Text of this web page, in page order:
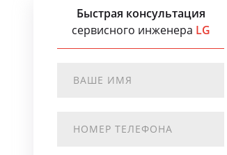
Быстрая консультация
сервисного инженера LG